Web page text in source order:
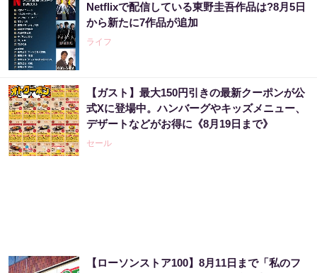
「2027年の宝くじ当選者は〇〇です」占い師
が暴露
PR（合同会社デジタルファーム ）
宝くじ当たる人だけがやっていること、教え
ます
PR（合同会社デジタルファーム ）
“宝くじは運じゃなかった”当たる人の“共通
Netflixで配信している東野圭吾作品は?8月5日
から新たに7作品が追加
ライフ
【ガスト】最大150円引きの最新クーポンが公
式Xに登場中。ハンバーグやキッズメニュー、
デザートなどがお得に《8月19日まで》
セール
【ローソンストア100】8月11日まで「私のフ